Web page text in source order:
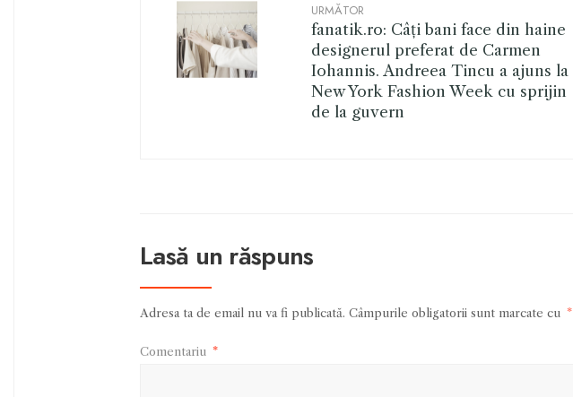
URMĂTOR
fanatik.ro: Câți bani face din haine
designerul preferat de Carmen
Iohannis. Andreea Tincu a ajuns la
New York Fashion Week cu sprijin
de la guvern
Lasă un răspuns
Adresa ta de email nu va fi publicată. Câmpurile obligatorii sunt marcate cu *
Comentariu *